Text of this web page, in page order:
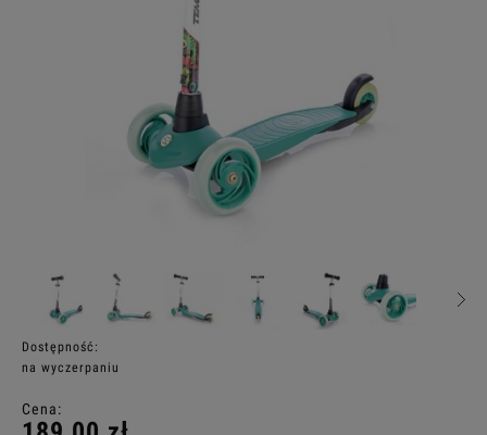
Dostępność:
na wyczerpaniu
Cena: